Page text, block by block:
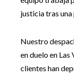
justicia tras
Nuestro
en duelo en
clientes han